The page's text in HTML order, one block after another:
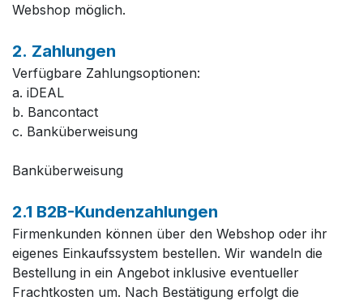
Webshop möglich.
2. Zahlungen
Verfügbare Zahlungsoptionen:
a. iDEAL
b. Bancontact
c. Banküberweisung
Banküberweisung
2.1 B2B-Kundenzahlungen
Firmenkunden können über den Webshop oder ihr
eigenes Einkaufssystem bestellen. Wir wandeln die
Bestellung in ein Angebot inklusive eventueller
Frachtkosten um. Nach Bestätigung erfolgt die